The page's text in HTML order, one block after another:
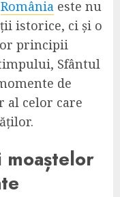
România este nu
istorice, ci și o
principii
Sfântul
de
al celor care
moaștelor